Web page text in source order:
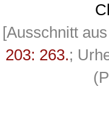
[Ausschnitt
203: 263.;